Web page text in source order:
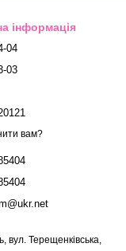
інформація
04
03
вам?
вул. Терещенківська,